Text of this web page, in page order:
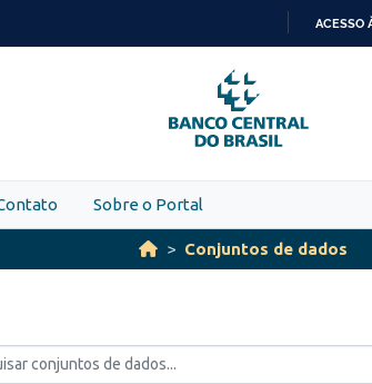
PARA
O
CONTEÚDO
ACESSO
Sobre o Portal
Conjuntos de dados